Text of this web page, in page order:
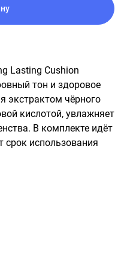
Lasting Cushion
тон и здоровое
экстрактом чёрного
кислотой, увлажняет
В комплекте идёт
срок использования